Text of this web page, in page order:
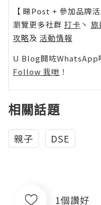
【 睇Post + 參加品牌活
瀏覽更多社群 打卡 丶 旅
攻略及 活動情報
U Blog開咗WhatsApp
Follow 我哋 ！
相關話題
親子 DSE
1個讚好